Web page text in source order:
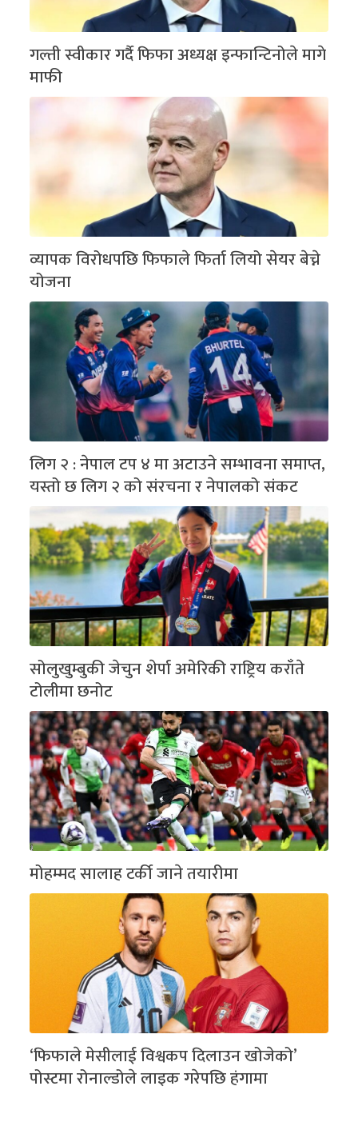
गल्ती स्वीकार गर्दै फिफा अध्यक्ष इन्फान्टिनोले मागे
माफी
व्यापक विरोधपछि फिफाले फिर्ता लियो सेयर बेच्ने
योजना
लिग २ : नेपाल टप ४ मा अटाउने सम्भावना समाप्त,
यस्तो छ लिग २ को संरचना र नेपालको संकट
सोलुखुम्बुकी जेचुन शेर्पा अमेरिकी राष्ट्रिय कराँते
टोलीमा छनोट
मोहम्मद सालाह टर्की जाने तयारीमा
‘फिफाले मेसीलाई विश्वकप दिलाउन खोजेको’
पोस्टमा रोनाल्डोले लाइक गरेपछि हंगामा